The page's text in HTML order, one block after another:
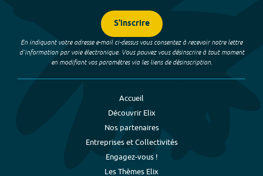
S'inscrire
En indiquant votre adresse e-mail ci-dessus vous consentez à recevoir notre lettre
d’information par voie électronique. Vous pouvez vous désinscrire à tout moment
en modifiant vos paramètres via les liens de désinscription.
Accueil
Découvrir Elix
Nos partenaires
Entreprises et Collectivités
Engagez-vous !
Les Thèmes Elix